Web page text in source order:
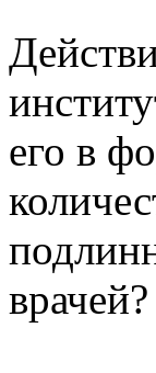
его в
врачей?